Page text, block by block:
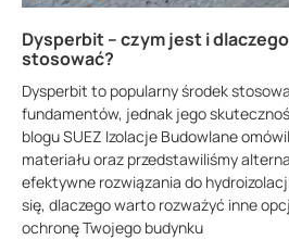
Dysperbit – czym jest i
stosować?
Dysperbit to popularny środek
fundamentów, jednak jego
blogu SUEZ Izolacje Budowlane
materiału oraz przedstawiliśmy
efektywne rozwiązania do
się, dlaczego warto rozważyć inne
ochronę Twojego budynku